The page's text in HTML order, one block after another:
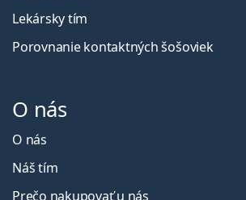
Lekársky tím
Porovnanie kontaktných šošoviek
O nás
O nás
Náš tím
Prečo nakupovať u nás